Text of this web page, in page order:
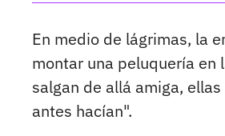
En medio de lágrimas, la
montar una peluquería en
salgan de allá amiga,
antes hacían".